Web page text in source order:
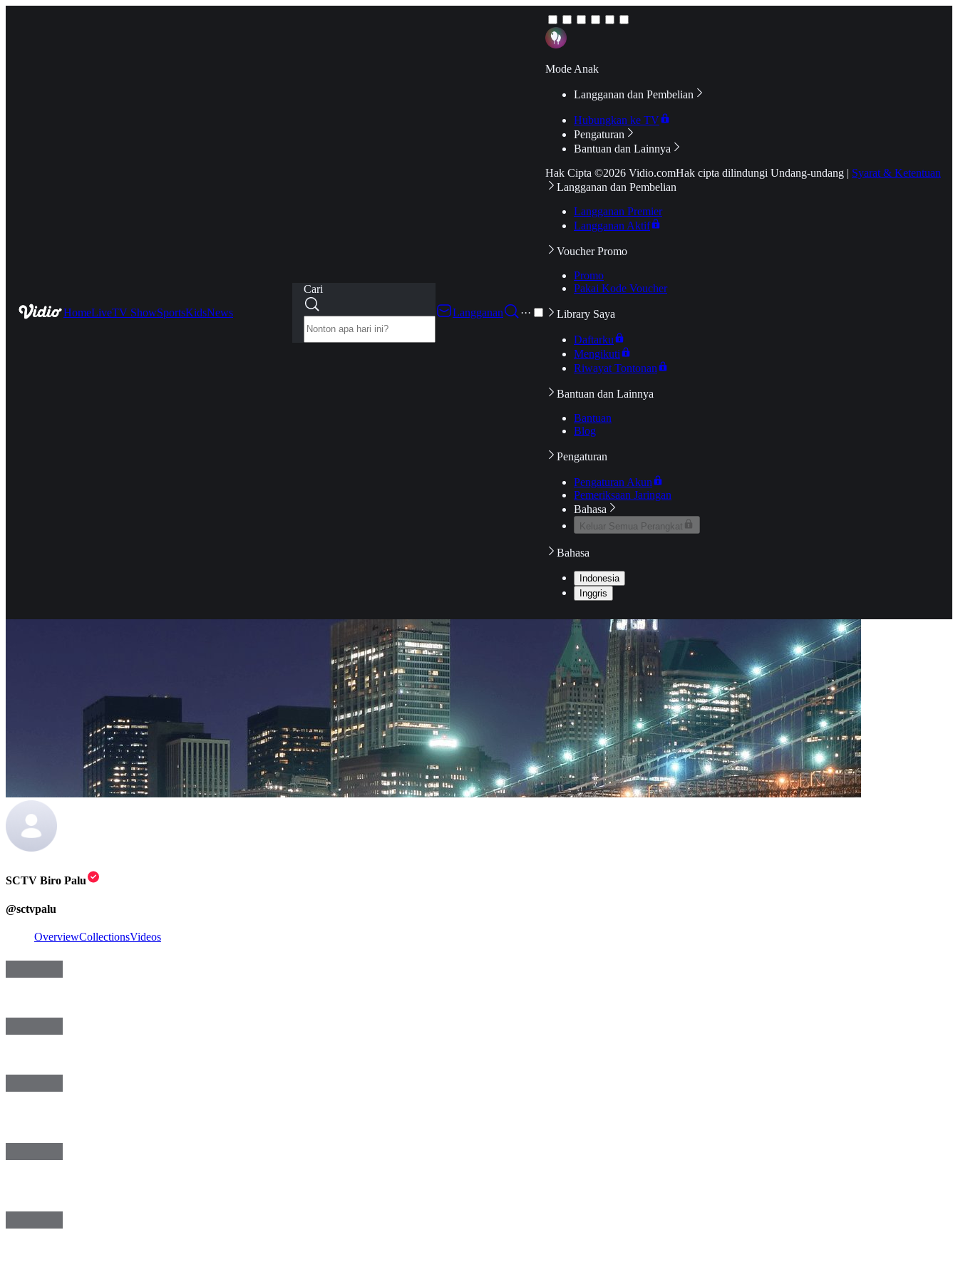
HomeLiveTV ShowSportsKidsNews
Cari
Langganan
···
Mode Anak
Langganan dan Pembelian
Hubungkan ke TV
Pengaturan
Bantuan dan Lainnya
Hak Cipta ©2026 Vidio.comHak cipta dilindungi Undang-undang | Syarat & Ketentuan
Langganan dan Pembelian
Langganan Premier
Langganan Aktif
Voucher Promo
Promo
Pakai Kode Voucher
Library Saya
Daftarku
Mengikuti
Riwayat Tontonan
Bantuan dan Lainnya
Bantuan
Blog
Pengaturan
Pengaturan Akun
Pemeriksaan Jaringan
Bahasa
Keluar Semua Perangkat
Bahasa
Indonesia
Inggris
SCTV Biro Palu
@sctvpalu
OverviewCollectionsVideos